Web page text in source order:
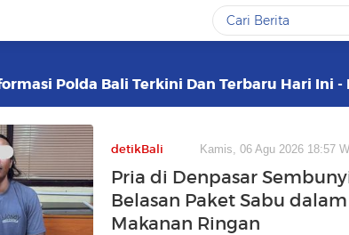
Polda Bali Terkini Dan Terbaru Hari Ini -
detikBali Kamis, 06 Agu 2026 18:57
Pria di Denpasar
Belasan Paket Sabu
Makanan Ringan